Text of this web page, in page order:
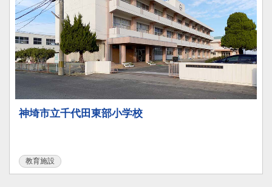
神埼市立千代田東部小学校
教育施設